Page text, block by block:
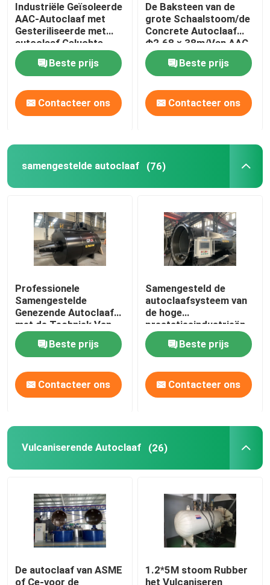
Industriële Geïsoleerde
AAC-Autoclaaf met
Gesteriliseerde met
autoclaaf Geluchte
Concrete Blokasme
norm
Beste prijs
Contacteer ons
De Baksteen van de
grote Schaalstoom/de
Concrete Autoclaaf
Φ2.68 × 38m/Van AAC
de autoclaaf van de
Drukvatautoclaaf AAC
Beste prijs
Contacteer ons
samengestelde autoclaaf (76)
Professionele
Samengestelde
Genezende Autoclaaf
met de Techniek Van
wereldklasse en Uniek
Systeemontwerp
Beste prijs
Contacteer ons
Samengesteld de
autoclaafsysteem van
de hoge
prestatiesindustrieën
voor
ruimtevaart/militaire
materialen
Beste prijs
Contacteer ons
Vulcaniserende Autoclaaf (26)
De autoclaaf van ASME
of Ce-voor de
1.2*5M stoom Rubber
het Vulcaniseren